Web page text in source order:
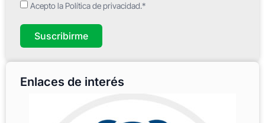
Acepto la Política de privacidad.*
Suscribirme
Enlaces de interés